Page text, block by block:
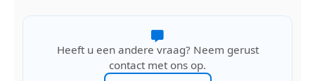
Heeft u een andere vraag? Neem gerust
contact met ons op.